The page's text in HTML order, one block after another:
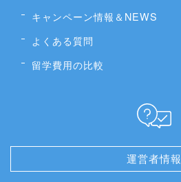
キャンペーン情報＆NEWS
よくある質問
留学費用の比較
運営者情報